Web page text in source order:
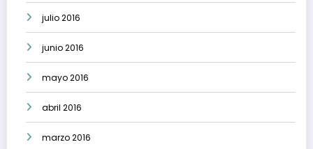
julio 2016
junio 2016
mayo 2016
abril 2016
marzo 2016